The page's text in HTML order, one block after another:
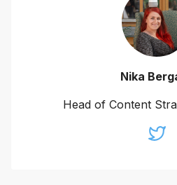
Nika
Head of Content